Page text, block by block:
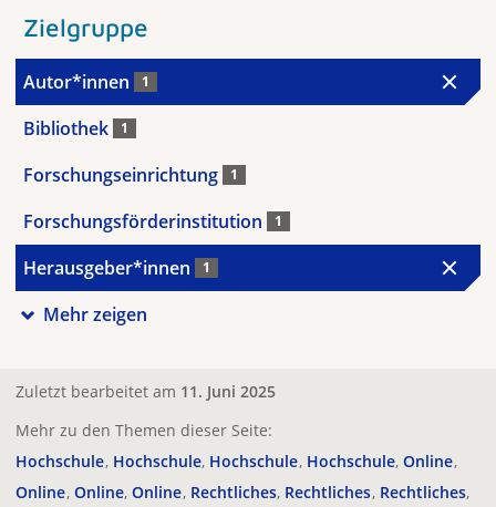
Zielgruppe
Autor*innen 1
Bibliothek 1
Forschungseinrichtung 1
Forschungsförderinstitution 1
Herausgeber*innen 1
Mehr zeigen
Zuletzt bearbeitet am 11. Juni 2025
Mehr zu den Themen dieser Seite:
Hochschule Hochschule Hochschule Hochschule Online
Online Online Online Rechtliches Rechtliches Rechtliches